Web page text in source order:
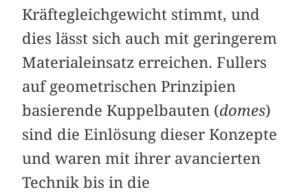
Kräftegleichgewicht stimmt, und
dies lässt sich auch mit geringerem
Materialeinsatz erreichen. Fullers
auf geometrischen Prinzipien
basierende Kuppelbauten (domes)
sind die Einlösung dieser Konzepte
und waren mit ihrer avancierten
Technik bis in die